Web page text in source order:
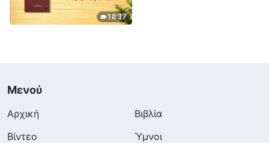
10:37
Μενού
Αρχική
Βιβλία
Βίντεο
Ύμνοι